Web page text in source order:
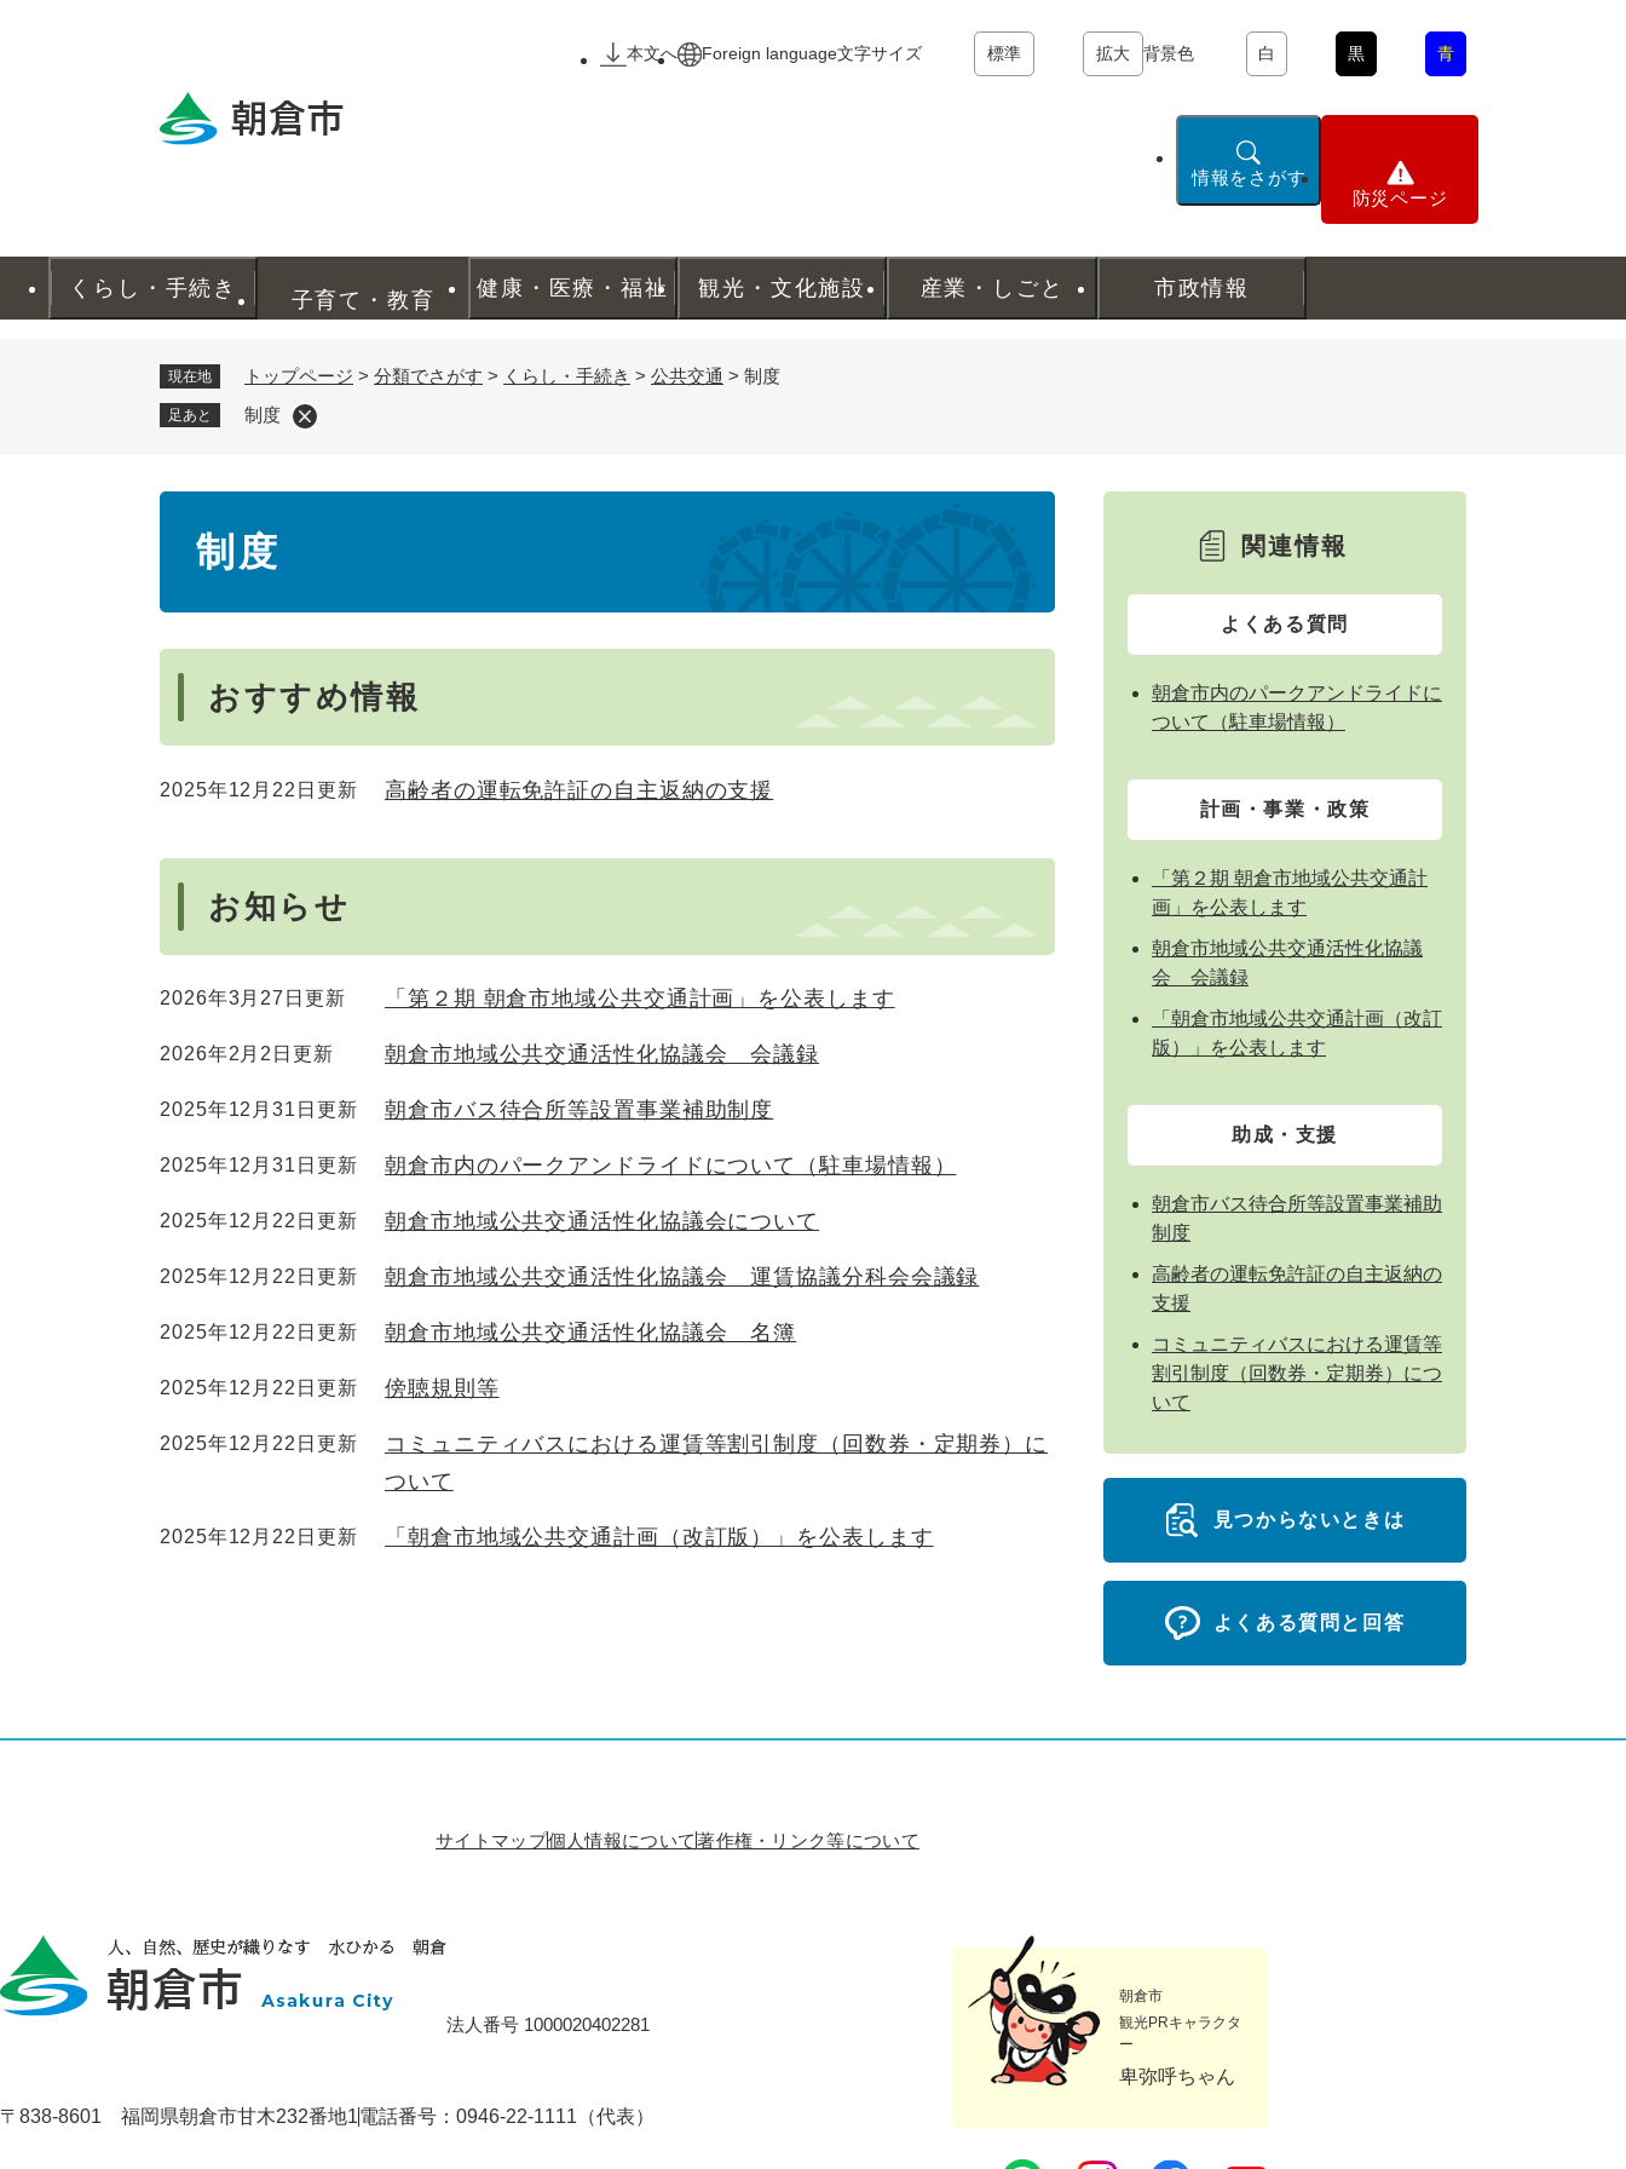
本文へ
Foreign language文字サイズ 標準 拡大 背景色 白 黒 青
情報をさがす
防災ページ
くらし・手続き 子育て・教育 健康・医療・福祉 観光・文化施設 産業・しごと 市政情報
現在地 トップページ > 分類でさがす > くらし・手続き > 公共交通 > 制度
足あと 制度
制度
おすすめ情報
2025年12月22日更新 高齢者の運転免許証の自主返納の支援
お知らせ
2026年3月27日更新 「第２期 朝倉市地域公共交通計画」を公表します
2026年2月2日更新 朝倉市地域公共交通活性化協議会 会議録
2025年12月31日更新 朝倉市バス待合所等設置事業補助制度
2025年12月31日更新 朝倉市内のパークアンドライドについて（駐車場情報）
2025年12月22日更新 朝倉市地域公共交通活性化協議会について
2025年12月22日更新 朝倉市地域公共交通活性化協議会 運賃協議分科会会議録
2025年12月22日更新 朝倉市地域公共交通活性化協議会 名簿
2025年12月22日更新 傍聴規則等
2025年12月22日更新
コミュニティバスにおける運賃等割引制度（回数券・定期券）に
ついて
2025年12月22日更新 「朝倉市地域公共交通計画（改訂版）」を公表します
関連情報
よくある質問
朝倉市内のパークアンドライドに
ついて（駐車場情報）
計画・事業・政策
「第２期 朝倉市地域公共交通計
画」を公表します
朝倉市地域公共交通活性化協議
会 会議録
「朝倉市地域公共交通計画（改訂
版）」を公表します
助成・支援
朝倉市バス待合所等設置事業補助
制度
高齢者の運転免許証の自主返納の
支援
コミュニティバスにおける運賃等
割引制度（回数券・定期券）につ
いて
見つからないときは
よくある質問と回答
サイトマップ個人情報について著作権・リンク等について
法人番号 1000020402281
〒838-8601 福岡県朝倉市甘木232番地1電話番号：0946-22-1111（代表）
朝倉市
観光PRキャラクタ
ー
卑弥呼ちゃん